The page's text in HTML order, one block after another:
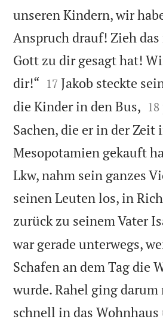
unseren Kindern, wir
Anspruch drauf! Zieh
Gott zu dir gesagt hat!
dir!“ 

17 Jakob steckte
die Kinder in den Bus, 

18
Sachen, die er in der Zeit
Mesopotamien gekauft
Lkw, nahm sein ganzes
seinen Leuten los, in
zurück zu seinem Vater
war gerade unterwegs,
Schafen an dem Tag die
wurde. Rahel ging darum
schnell in das